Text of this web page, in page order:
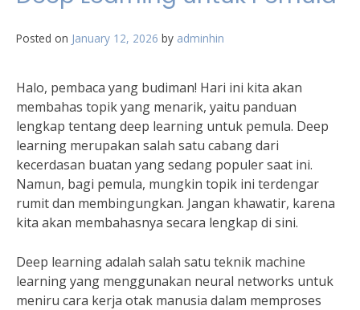
Posted on January 12, 2026 by adminhin
Halo, pembaca yang budiman! Hari ini kita akan
membahas topik yang menarik, yaitu panduan
lengkap tentang deep learning untuk pemula. Deep
learning merupakan salah satu cabang dari
kecerdasan buatan yang sedang populer saat ini.
Namun, bagi pemula, mungkin topik ini terdengar
rumit dan membingungkan. Jangan khawatir, karena
kita akan membahasnya secara lengkap di sini.
Deep learning adalah salah satu teknik machine
learning yang menggunakan neural networks untuk
meniru cara kerja otak manusia dalam memproses